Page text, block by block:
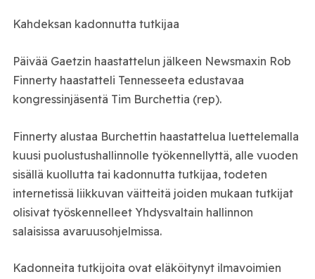
Kahdeksan kadonnutta tutkijaa
Päivää Gaetzin haastattelun jälkeen Newsmaxin Rob
Finnerty haastatteli Tennesseeta edustavaa
kongressinjäsentä Tim Burchettia (rep).
Finnerty alustaa Burchettin haastattelua luettelemalla
kuusi puolustushallinnolle työkennellyttä, alle vuoden
sisällä kuollutta tai kadonnutta tutkijaa, todeten
internetissä liikkuvan väitteitä joiden mukaan tutkijat
olisivat työskennelleet Yhdysvaltain hallinnon
salaisissa avaruusohjelmissa.
Kadonneita tutkijoita ovat eläköitynyt ilmavoimien